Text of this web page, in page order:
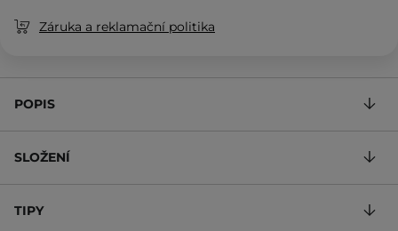
Záruka a reklamační politika
POPIS
SLOŽENÍ
TIPY